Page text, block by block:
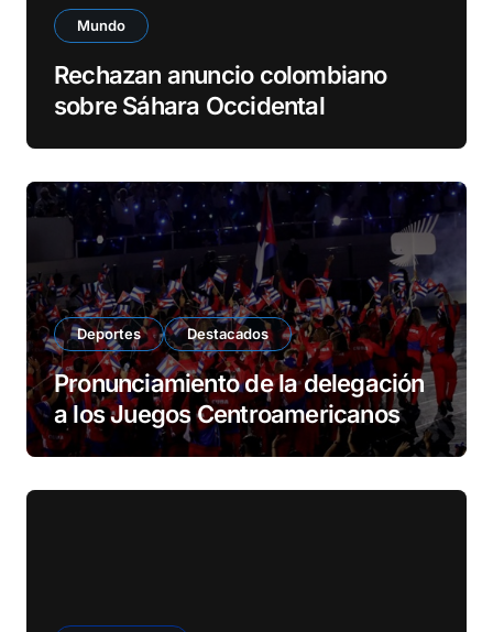
Mundo
Rechazan anuncio colombiano
sobre Sáhara Occidental
Deportes Destacados
Pronunciamiento de la delegación
a los Juegos Centroamericanos